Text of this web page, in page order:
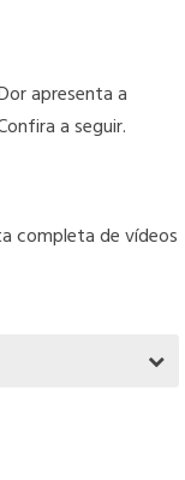
apresenta a
a seguir.
completa de vídeos